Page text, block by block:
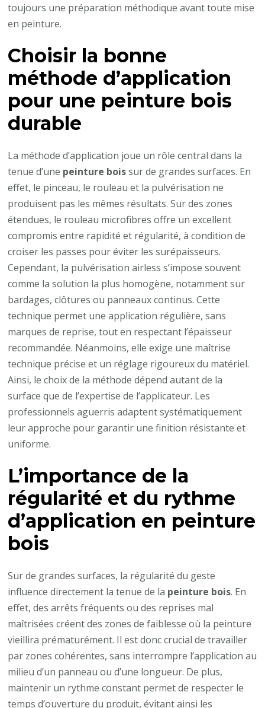
toujours une préparation méthodique avant toute mise
en peinture.
Choisir la bonne
méthode d’application
pour une peinture bois
durable
La méthode d’application joue un rôle central dans la
tenue d’une peinture boissur de grandes surfaces. En
effet, le pinceau, le rouleau et la pulvérisation ne
produisent pas les mêmes résultats. Sur des zones
étendues, le rouleau microfibres offre un excellent
compromis entre rapidité et régularité, à condition de
croiser les passes pour éviter les surépaisseurs.
Cependant, la pulvérisation airless s’impose souvent
comme la solution la plus homogène, notamment sur
bardages, clôtures ou panneaux continus. Cette
technique permet une application régulière, sans
marques de reprise, tout en respectant l’épaisseur
recommandée. Néanmoins, elle exige une maîtrise
technique précise et un réglage rigoureux du matériel.
Ainsi, le choix de la méthode dépend autant de la
surface que de l’expertise de l’applicateur. Les
professionnels aguerris adaptent systématiquement
leur approche pour garantir une finition résistante et
uniforme.
L’importance de la
régularité et du rythme
d’application en peinture
bois
Sur de grandes surfaces, la régularité du geste
influence directement la tenue de la peinture bois. En
effet, des arrêts fréquents ou des reprises mal
maîtrisées créent des zones de faiblesse où la peinture
vieillira prématurément. Il est donc crucial de travailler
par zones cohérentes, sans interrompre l’application au
milieu d’un panneau ou d’une longueur. De plus,
maintenir un rythme constant permet de respecter le
temps d’ouverture du produit, évitant ainsi les